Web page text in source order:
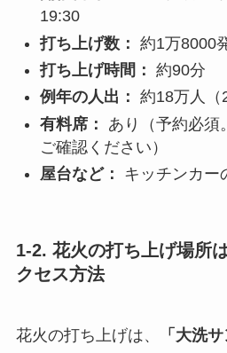
19:30
打ち上げ数： 約1万8000
打ち上げ時間： 約90分
例年の人出： 約18万人（
有料席：
あり（予約必須
ご確認ください）
屋台など：
キッチンカー
1-2. 花火の打ち上げ場所
クセス方法
花火の打ち上げは、 「大洗